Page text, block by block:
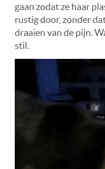
gaan zodat ze haar
rustig door, zonder
draaien van de pijn.
stil.